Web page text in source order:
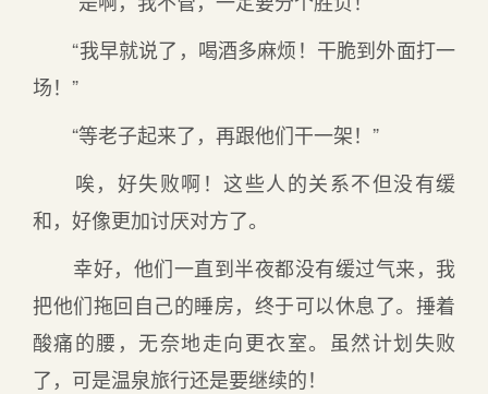
“我早就说了，喝酒多麻烦！干脆到外面打一
场！”
“等老子起来了，再跟他们干一架！”
唉，好失败啊！这些人的关系不但没有缓
和，好像更加讨厌对方了。
幸好，他们一直到半夜都没有缓过气来，我
把他们拖回自己的睡房，终于可以休息了。捶着
酸痛的腰，无奈地走向更衣室。虽然计划失败
了，可是温泉旅行还是要继续的！